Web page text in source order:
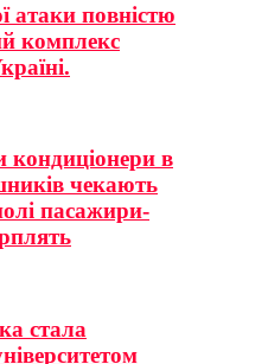
атаки повністю
комплекс
кондиціонери в
чекають
пасажири-
стала